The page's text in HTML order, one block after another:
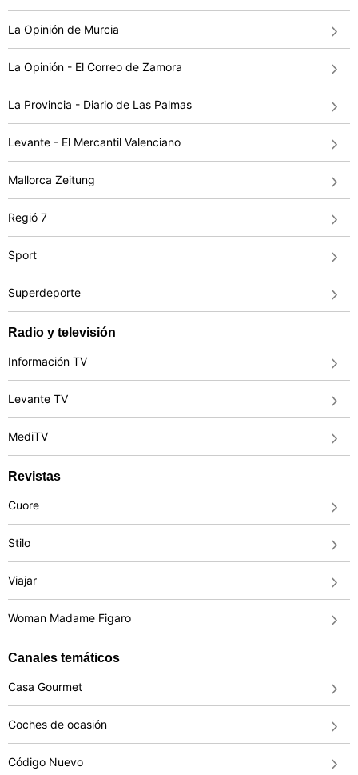
La Opinión de Murcia
La Opinión - El Correo de Zamora
La Provincia - Diario de Las Palmas
Levante - El Mercantil Valenciano
Mallorca Zeitung
Regió 7
Sport
Superdeporte
Radio y televisión
Información TV
Levante TV
MediTV
Revistas
Cuore
Stilo
Viajar
Woman Madame Figaro
Canales temáticos
Casa Gourmet
Coches de ocasión
Código Nuevo